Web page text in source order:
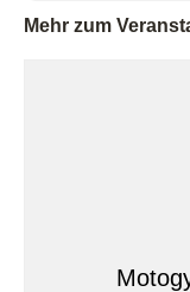
Mehr zum